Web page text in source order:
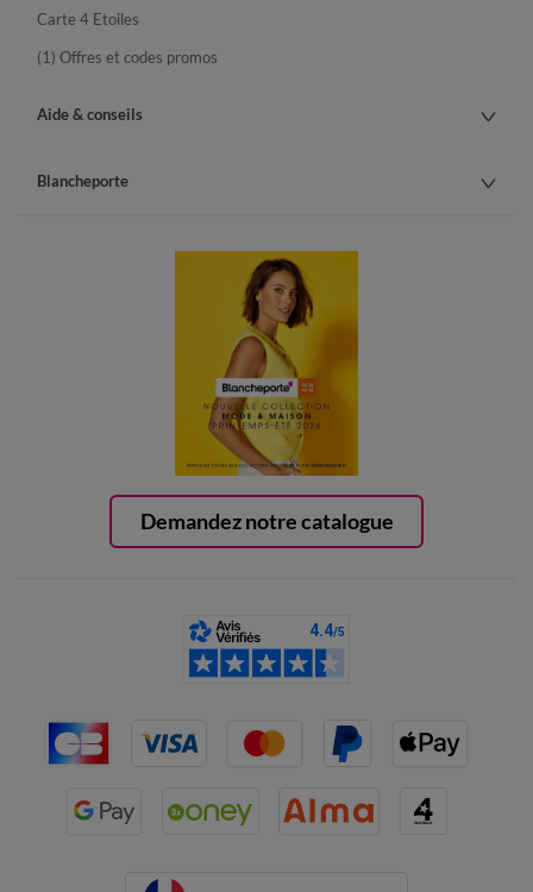
Demandez notre catalogue
Carte 4 Etoiles
(1) Offres et codes promos
Aide & conseils
Blancheporte